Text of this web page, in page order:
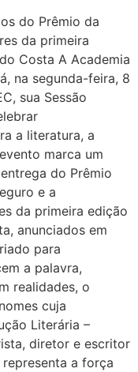
do Prêmio da
da primeira
Costa A Academia
na segunda-feira, 8
sua Sessão
a literatura, a
marca um
do Prêmio
e a
da primeira edição
anunciados em
para
a palavra,
realidades, o
cuja
Literária –
diretor e escritor
a força